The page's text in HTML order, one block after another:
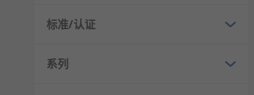
标准/认证
系列